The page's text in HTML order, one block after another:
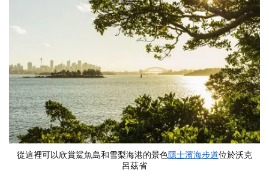
從這裡可以欣賞鯊魚島和雪梨海港的景色隱士濱海步道位於沃克
呂茲省